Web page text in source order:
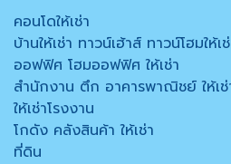
คอนโดให้เช่า
บ้านให้เช่า ทาวน์เฮ้าส์ ทาวน์โฮมให้เ
ออฟฟิศ โฮมออฟฟิศ ให้เช่า
สำนักงาน ตึก อาคารพาณิชย์ ให้เช่
ให้เช่าโรงงาน
โกดัง คลังสินค้า ให้เช่า
ที่ดิน